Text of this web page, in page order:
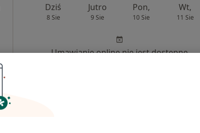
Dziś
8 Sie
Jutro
9 Sie
Pon,
10 Sie
Wt,
11 Sie
Umawianie online nie jest dostępne